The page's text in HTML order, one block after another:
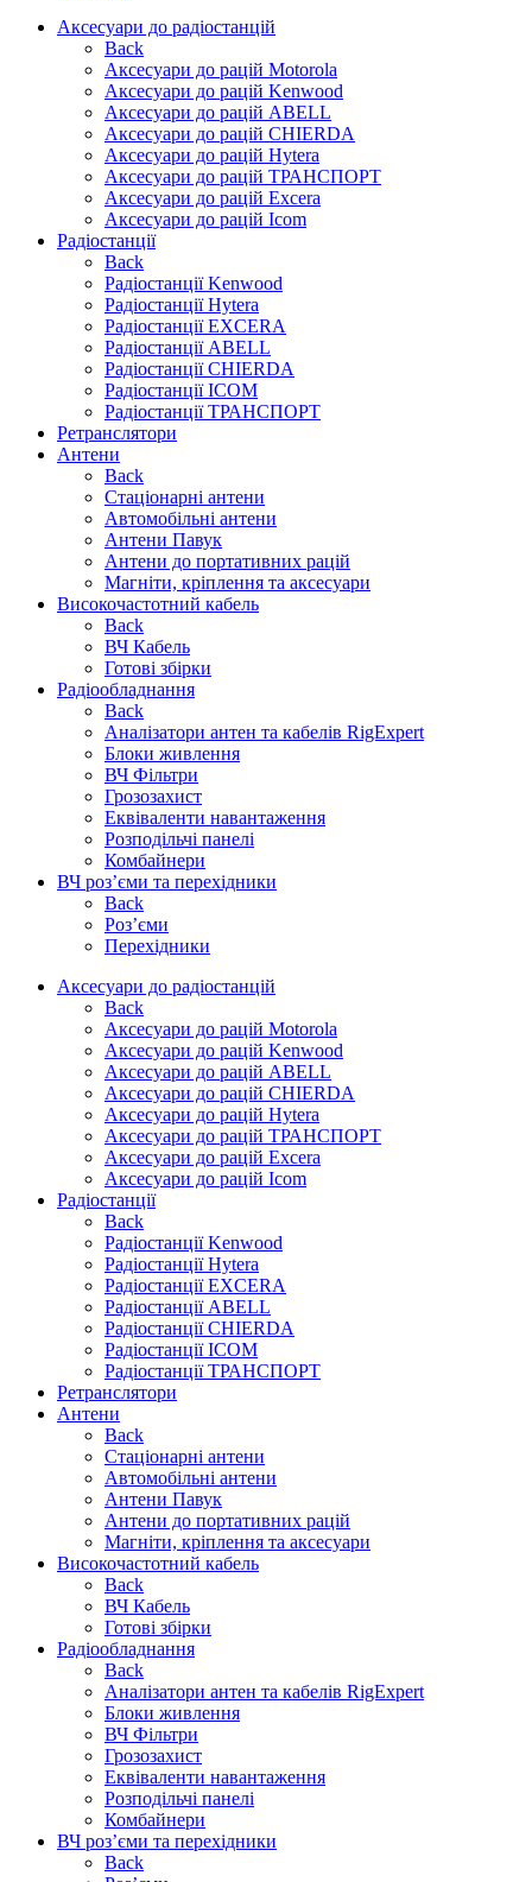
Аксесуари до радіостанцій
Back
Аксесуари до рацій Motorola
Аксесуари до рацій Kenwood
Аксесуари до рацій ABELL
Аксесуари до рацій CHIERDA
Аксесуари до рацій Hytera
Аксесуари до рацій ТРАНСПОРТ
Аксесуари до рацій Excera
Аксесуари до рацій Icom
Радіостанції
Back
Радіостанції Kenwood
Радіостанції Hytera
Радіостанції EXCERA
Радіостанції ABELL
Радіостанції CHIERDA
Радіостанції ICOM
Радіостанції ТРАНСПОРТ
Ретранслятори
Антени
Back
Стаціонарні антени
Автомобільні антени
Антени Павук
Антени до портативних рацій
Магніти, кріплення та аксесуари
Високочастотний кабель
Back
ВЧ Кабель
Готові збірки
Радіообладнання
Back
Аналізатори антен та кабелів RigExpert
Блоки живлення
ВЧ Фільтри
Грозозахист
Еквіваленти навантаження
Розподільчі панелі
Комбайнери
ВЧ роз’єми та перехідники
Back
Роз’єми
Перехідники
Аксесуари до радіостанцій
Back
Аксесуари до рацій Motorola
Аксесуари до рацій Kenwood
Аксесуари до рацій ABELL
Аксесуари до рацій CHIERDA
Аксесуари до рацій Hytera
Аксесуари до рацій ТРАНСПОРТ
Аксесуари до рацій Excera
Аксесуари до рацій Icom
Радіостанції
Back
Радіостанції Kenwood
Радіостанції Hytera
Радіостанції EXCERA
Радіостанції ABELL
Радіостанції CHIERDA
Радіостанції ICOM
Радіостанції ТРАНСПОРТ
Ретранслятори
Антени
Back
Стаціонарні антени
Автомобільні антени
Антени Павук
Антени до портативних рацій
Магніти, кріплення та аксесуари
Високочастотний кабель
Back
ВЧ Кабель
Готові збірки
Радіообладнання
Back
Аналізатори антен та кабелів RigExpert
Блоки живлення
ВЧ Фільтри
Грозозахист
Еквіваленти навантаження
Розподільчі панелі
Комбайнери
ВЧ роз’єми та перехідники
Back